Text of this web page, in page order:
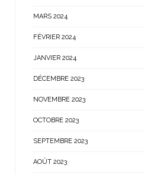
MARS 2024
FÉVRIER 2024
JANVIER 2024
DÉCEMBRE 2023
NOVEMBRE 2023
OCTOBRE 2023
SEPTEMBRE 2023
AOÛT 2023